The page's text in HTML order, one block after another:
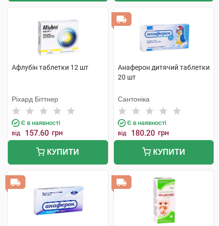
Афлубін таблетки 12 шт
Ріхард Біттнер
Є в наявності
від 157.60 грн
КУПИТИ
Анаферон дитячий таблетки
20 шт
Сантоніка
Є в наявності
від 180.20 грн
КУПИТИ